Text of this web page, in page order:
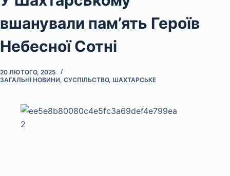
вшанували пам’ять Героїв
Небесної Сотні
20 ЛЮТОГО, 2025
ЗАГАЛЬНІ НОВИНИ, СУСПІЛЬСТВО, ШАХТАРСЬКЕ